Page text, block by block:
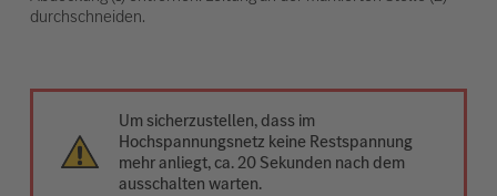
durchschneiden.
Um sicherzustellen, dass im
Hochspannungsnetz keine Restspannung
mehr anliegt, ca. 20 Sekunden nach dem
ausschalten warten.